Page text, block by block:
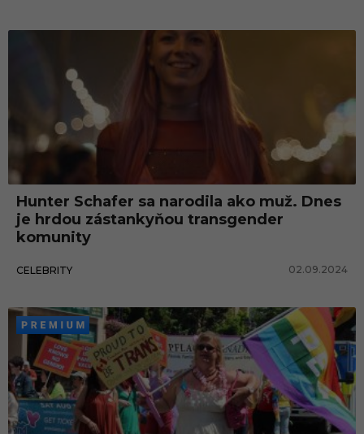
Hunter Schafer sa narodila ako muž. Dnes
je hrdou zástankyňou transgender
komunity
CELEBRITY 02.09.2024